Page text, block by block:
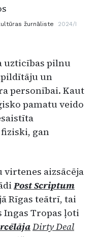
žurnāliste
2024/I
uzticības pilnu
un
personībai. Kaut
pamatu veido
gan
virtenes aizsācēja
Post Scriptum
Rīgas teātrī, tai
Ingas Tropas ļoti
Dirty Deal